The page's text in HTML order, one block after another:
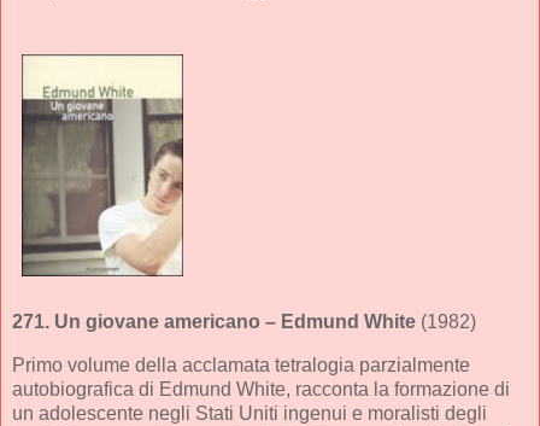
271. Un giovane americano – Edmund White (1982)
Primo volume della acclamata tetralogia parzialmente
autobiografica di Edmund White, racconta la formazione di
un adolescente negli Stati Uniti ingenui e moralisti degli